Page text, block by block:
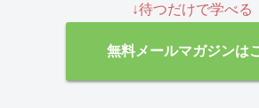
↓待つだけで学べる
無料メールマガジンは